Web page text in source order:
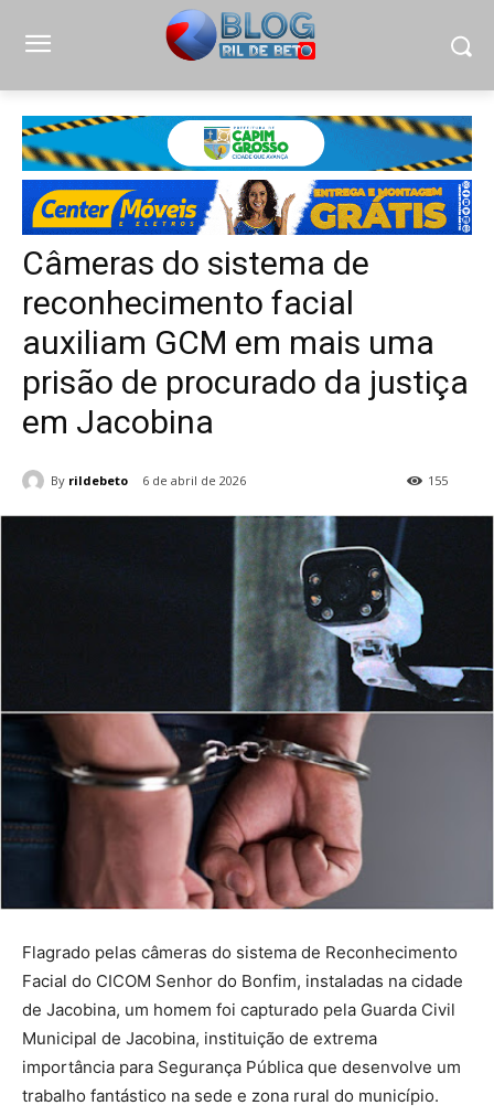
Câmeras do sistema de
reconhecimento facial
auxiliam GCM em mais uma
prisão de procurado da justiça
em Jacobina
By rildebeto 6 de abril de 2026 155
Flagrado pelas câmeras do sistema de Reconhecimento
Facial do CICOM Senhor do Bonfim, instaladas na cidade
de Jacobina, um homem foi capturado pela Guarda Civil
Municipal de Jacobina, instituição de extrema
importância para Segurança Pública que desenvolve um
trabalho fantástico na sede e zona rural do município.